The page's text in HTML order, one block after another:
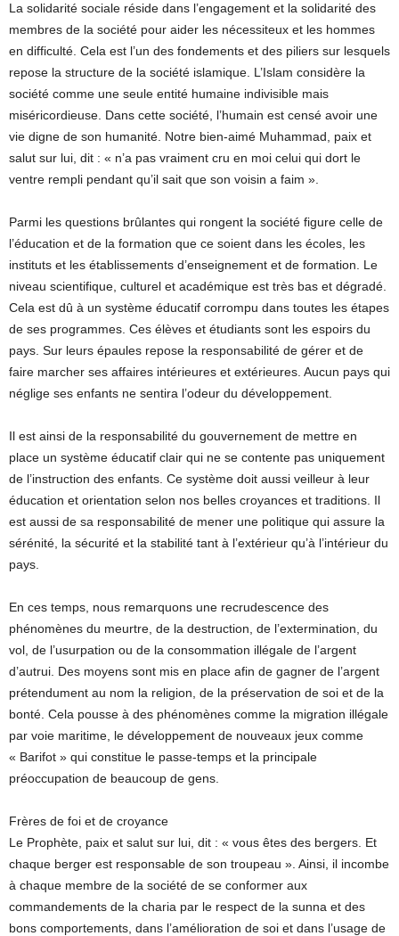
La solidarité sociale réside dans l’engagement et la solidarité des
membres de la société pour aider les nécessiteux et les hommes
en difficulté. Cela est l’un des fondements et des piliers sur lesquels
repose la structure de la société islamique. L’Islam considère la
société comme une seule entité humaine indivisible mais
miséricordieuse. Dans cette société, l’humain est censé avoir une
vie digne de son humanité. Notre bien-aimé Muhammad, paix et
salut sur lui, dit : « n’a pas vraiment cru en moi celui qui dort le
ventre rempli pendant qu’il sait que son voisin a faim ».
Parmi les questions brûlantes qui rongent la société figure celle de
l’éducation et de la formation que ce soient dans les écoles, les
instituts et les établissements d’enseignement et de formation. Le
niveau scientifique, culturel et académique est très bas et dégradé.
Cela est dû à un système éducatif corrompu dans toutes les étapes
de ses programmes. Ces élèves et étudiants sont les espoirs du
pays. Sur leurs épaules repose la responsabilité de gérer et de
faire marcher ses affaires intérieures et extérieures. Aucun pays qui
néglige ses enfants ne sentira l’odeur du développement.
Il est ainsi de la responsabilité du gouvernement de mettre en
place un système éducatif clair qui ne se contente pas uniquement
de l’instruction des enfants. Ce système doit aussi veilleur à leur
éducation et orientation selon nos belles croyances et traditions. Il
est aussi de sa responsabilité de mener une politique qui assure la
sérénité, la sécurité et la stabilité tant à l’extérieur qu’à l’intérieur du
pays.
En ces temps, nous remarquons une recrudescence des
phénomènes du meurtre, de la destruction, de l’extermination, du
vol, de l’usurpation ou de la consommation illégale de l’argent
d’autrui. Des moyens sont mis en place afin de gagner de l’argent
prétendument au nom la religion, de la préservation de soi et de la
bonté. Cela pousse à des phénomènes comme la migration illégale
par voie maritime, le développement de nouveaux jeux comme
« Barifot » qui constitue le passe-temps et la principale
préoccupation de beaucoup de gens.
Frères de foi et de croyance
Le Prophète, paix et salut sur lui, dit : « vous êtes des bergers. Et
chaque berger est responsable de son troupeau ». Ainsi, il incombe
à chaque membre de la société de se conformer aux
commandements de la charia par le respect de la sunna et des
bons comportements, dans l’amélioration de soi et dans l’usage de